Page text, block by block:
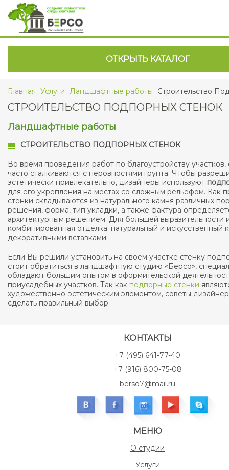
ОТКРЫТЬ КАТАЛОГ
Главная Услуги Ландшафтные работы Строительство
СТРОИТЕЛЬСТВО ПОДПОРНЫХ СТЕНОК
Ландшафтные работы
СТРОИТЕЛЬСТВО ПОДПОРНЫХ СТЕНОК
Во время проведения работ по благоустройству
часто сталкиваются с неровностями грунта. Чтобы
эстетически привлекательно, дизайнеры используют
для его укрепления на местах со сложным рельефом. Как
стенки складываются из натурального камня различных
решения, форма, тип укладки, а также фактура
архитектурным решением. Для большей выразительности
комбинированная отделка: натуральный и искусственный
декоративными вставками.
Если Вы решили установить на своем участке стенку
стоит обратиться в ландшафтную студию «Берсо»,
обладают большим опытом в оформительской
приусадебных участков. Так как подпорные стенки
художественно-эстетическим элементом, советы
сделать правильный выбор.
КОНТАКТЫ
+7 (495) 641-77-40
+7 (916) 800-75-08
berso7@mail.ru
МЕНЮ
О студии
Услуги